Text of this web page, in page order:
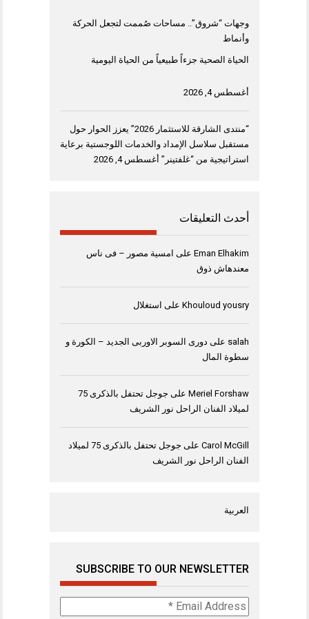
وجهات “شروق”.. مساحات صُممت لتجعل الحركة
وأنماط
الحياة الصحية جزءاً طبيعياً من الحياة اليومية
أغسطس 4, 2026
“منتدى الشارقة للاستثمار 2026” يعزز الحوار حول
مستقبل سلاسل الإمداد والخدمات اللوجستية برعاية
استراتيجية من “غلفتينر” أغسطس 4, 2026
أحدث التعليقات
Eman Elhakim على امسية مصور – فى ناس
معندهاش ذوق
Khouloud yousry على استغلال
salah على دورى السوبر الاوربى الجديد – الكورة و
سطوة المال
Meriel Forshaw على
جوجل تحتفل بالذكرى 75
لميلاد الفنان الراحل نور الشريف
Carol McGill على
جوجل تحتفل بالذكرى 75 لميلاد
الفنان الراحل نور الشريف
العربية
SUBSCRIBE TO OUR NEWSLETTER
Email